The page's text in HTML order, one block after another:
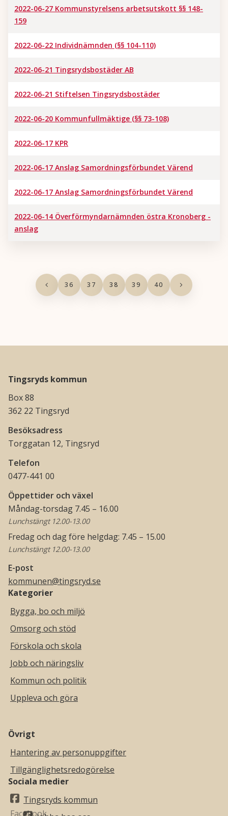
2022-06-27 Kommunstyrelsens arbetsutskott §§ 148-
159
2022-06-22 Individnämnden (§§ 104-110)
2022-06-21 Tingsrydsbostäder AB
2022-06-21 Stiftelsen Tingsrydsbostäder
2022-06-20 Kommunfullmäktige (§§ 73-108)
2022-06-17 KPR
2022-06-17 Anslag Samordningsförbundet Värend
2022-06-17 Anslag Samordningsförbundet Värend
2022-06-14 Överförmyndarnämnden östra Kronoberg -
anslag
36 37 38 39 40
Tingsryds kommun
Box 88
362 22 Tingsryd
Besöksadress
Torggatan 12, Tingsryd
Telefon
0477-441 00
Öppettider och växel
Måndag-torsdag 7.45 – 16.00
Lunchstängt 12.00-13.00
Fredag och dag före helgdag: 7.45 – 15.00
Lunchstängt 12.00-13.00
E-post
kommunen@tingsryd.se
Kategorier
Bygga, bo och miljö
Omsorg och stöd
Förskola och skola
Jobb och näringsliv
Kommun och politik
Uppleva och göra
Övrigt
Hantering av personuppgifter
Tillgänglighetsredogörelse
Sociala medier
Tingsryds kommun